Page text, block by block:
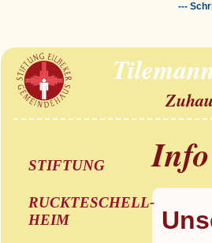
---
STIFTUNG
RUCKTESCHELL-
HEIM
Info